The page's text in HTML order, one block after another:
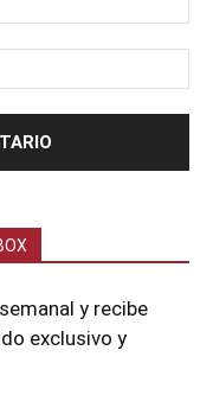
y recibe
exclusivo y